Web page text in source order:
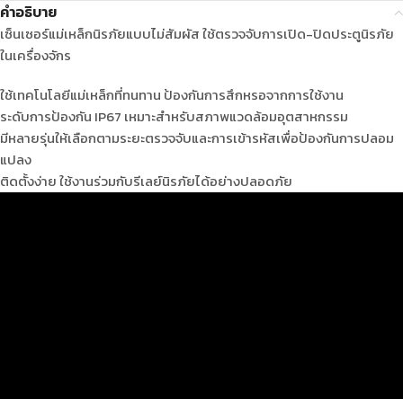
คำอธิบาย
เซ็นเซอร์แม่เหล็กนิรภัยแบบไม่สัมผัส ใช้ตรวจจับการเปิด-ปิดประตูนิรภัย
ในเครื่องจักร
ใช้เทคโนโลยีแม่เหล็กที่ทนทาน ป้องกันการสึกหรอจากการใช้งาน
ระดับการป้องกัน IP67 เหมาะสำหรับสภาพแวดล้อมอุตสาหกรรม
มีหลายรุ่นให้เลือกตามระยะตรวจจับและการเข้ารหัสเพื่อป้องกันการปลอม
แปลง
ติดตั้งง่าย ใช้งานร่วมกับรีเลย์นิรภัยได้อย่างปลอดภัย